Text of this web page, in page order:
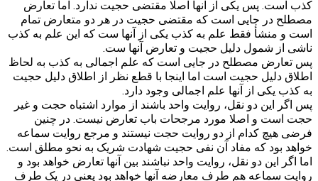
کذب است. پس یکی از آنها اصلا مقتضی حجیت ندارد. اما تعارض
مصطلح در جایی است که مقتضی حجیت در هر دو متعارض تمام
است و منشأ فقط علم به کذب یکی از آنها ست که این علم به کذب
ناشی از شمول دلیل حجیت و تعارض آنها ست.
پس تعارض مصطلح در جایی است که علم اجمالی به کذب به لحاظ
اطلاق دلیل حجیت است اما اینجا با قطع نظر از اطلاق دلیل حجیت
به کذب یکی از آنها علم اجمالی وجود دارد.
پس اگر این دو نقل، روایت واحد باشند از موارد اشتباه حجت و غیر
حجت است و اصلا مورد مرجحات باب تعارض نیست. در چنین
فرضی هیچ کدام از دو روایت حجت نیستند و مرجع روایت سماعه
خواهد بود که مفاد آن نفی حجیت شهادت شریک به نحو مطلق است.
اما اگر این دو نقل، روایت واحد نباشند بین آنها تعارض خواهد بود و
روایت سماعه هم طرف معارضه آنها خواهد بود یعنی در یک طرف